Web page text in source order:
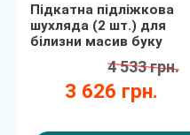
Підкатна підліжкова
шухляда (2 шт.) для
білизни масив буку
3 626 грн.
4 533 грн.